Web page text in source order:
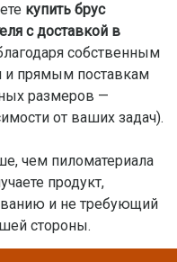
купить брус
с доставкой в
собственным
прямым поставкам
размеров —
от ваших задач).
чем пиломатериала
продукт,
и не требующий
стороны.